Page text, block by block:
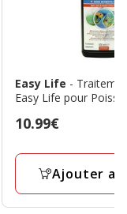
Easy Life -
Easy Life pour
Prix
10.99€
Ajouter